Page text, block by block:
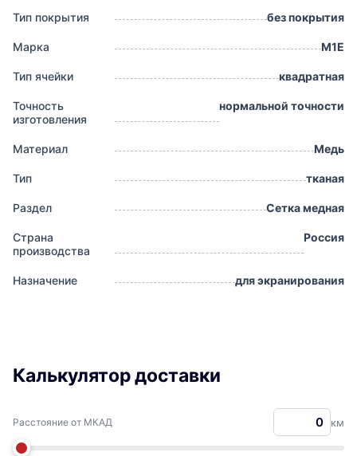
Тип покрытия без покрытия
Марка М1Е
Тип ячейки квадратная
Точность
изготовления
нормальной точности
Материал Медь
Тип тканая
Раздел Сетка медная
Страна
производства
Россия
Назначение для экранирования
Калькулятор доставки
Расстояние от МКАД км